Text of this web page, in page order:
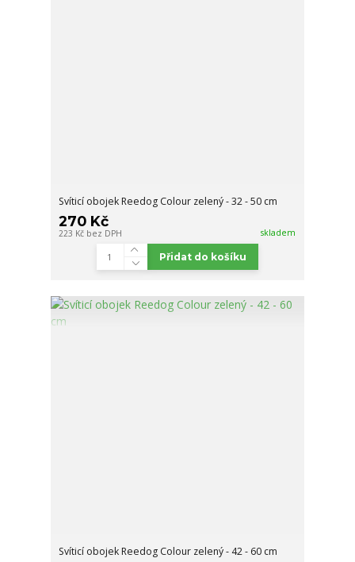
Svíticí obojek Reedog Colour zelený - 32 - 50 cm
270 Kč
223 Kč bez DPH skladem
Přidat do košíku
Svíticí obojek Reedog Colour zelený - 42 - 60 cm